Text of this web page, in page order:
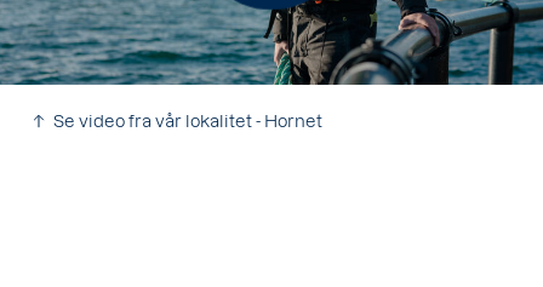
Se video fra vår lokalitet - Hornet